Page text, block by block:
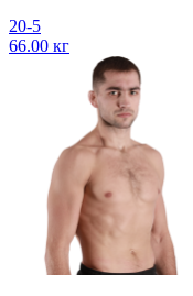
20-5
66.00 кг